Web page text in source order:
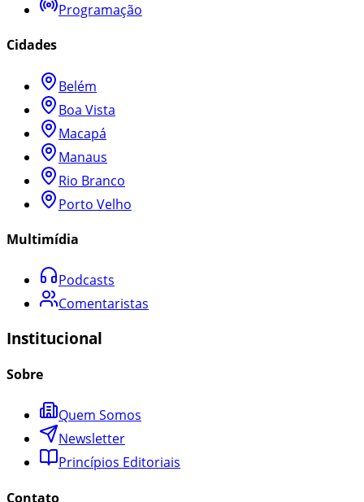
Programação
Cidades
Belém
Boa Vista
Macapá
Manaus
Rio Branco
Porto Velho
Multimídia
Podcasts
Comentaristas
Institucional
Sobre
Quem Somos
Newsletter
Princípios Editoriais
Contato